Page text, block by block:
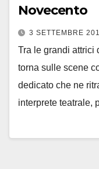
Novecento
3 SETTEMBRE
Tra le grandi attrici
torna sulle scene
dedicato che ne
interprete teatrale,